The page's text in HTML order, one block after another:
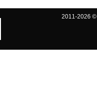
2011-2026 ©